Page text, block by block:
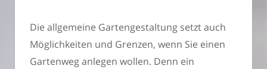
Die allgemeine Gartengestaltung setzt auch
Möglichkeiten und Grenzen, wenn Sie einen
Gartenweg anlegen wollen. Denn ein